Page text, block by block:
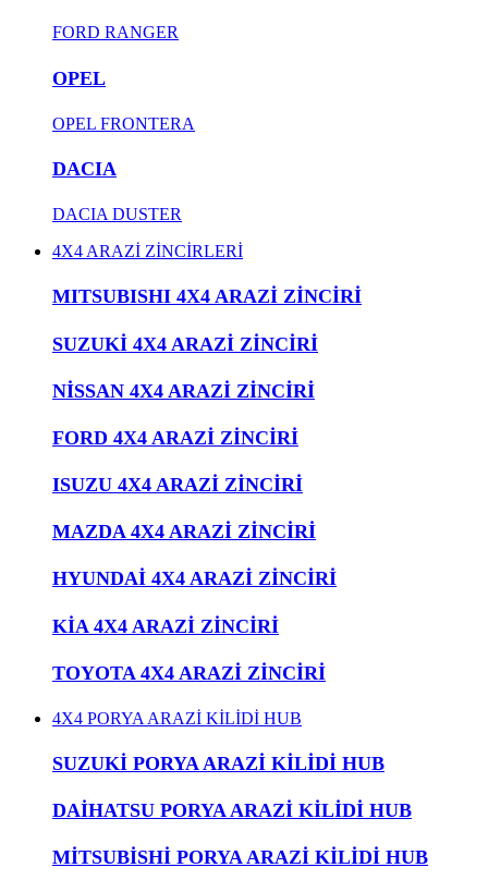
FORD RANGER
OPEL
OPEL FRONTERA
DACIA
DACIA DUSTER
4X4 ARAZİ ZİNCİRLERİ
MITSUBISHI 4X4 ARAZİ ZİNCİRİ
SUZUKİ 4X4 ARAZİ ZİNCİRİ
NİSSAN 4X4 ARAZİ ZİNCİRİ
FORD 4X4 ARAZİ ZİNCİRİ
ISUZU 4X4 ARAZİ ZİNCİRİ
MAZDA 4X4 ARAZİ ZİNCİRİ
HYUNDAİ 4X4 ARAZİ ZİNCİRİ
KİA 4X4 ARAZİ ZİNCİRİ
TOYOTA 4X4 ARAZİ ZİNCİRİ
4X4 PORYA ARAZİ KİLİDİ HUB
SUZUKİ PORYA ARAZİ KİLİDİ HUB
DAİHATSU PORYA ARAZİ KİLİDİ HUB
MİTSUBİSHİ PORYA ARAZİ KİLİDİ HUB